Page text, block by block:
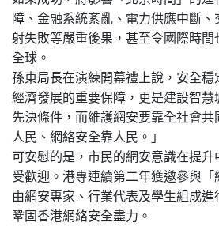
障、金融系統紊亂、電力供應中斷
射失敗等嚴重後果，甚至令國際時
全球。
孫東局長在演練開幕禮上說，安全穩
經濟發展的重要保障，更是建設智
先決條件，而維護網安要靠全社會
人民、網絡安全靠人民。」
可安慰的是，市民的網安意識在提
受歡迎。港專連續第二年獲邀參與
由網安專家、行業代表及學生組成
鞏固香港網絡安全盡力。